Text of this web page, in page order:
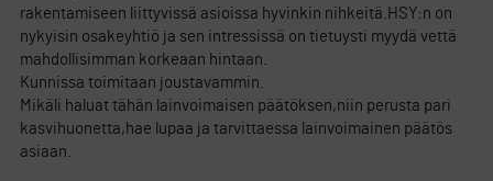
rakentamiseen liittyvissä asioissa hyvinkin nihkeitä.HSY:n on
nykyisin osakeyhtiö ja sen intressissä on tietuysti myydä vettä
mahdollisimman korkeaan hintaan.
Kunnissa toimitaan joustavammin.
Mikäli haluat tähän lainvoimaisen päätöksen,niin perusta pari
kasvihuonetta,hae lupaa ja tarvittaessa lainvoimainen päätös
asiaan.